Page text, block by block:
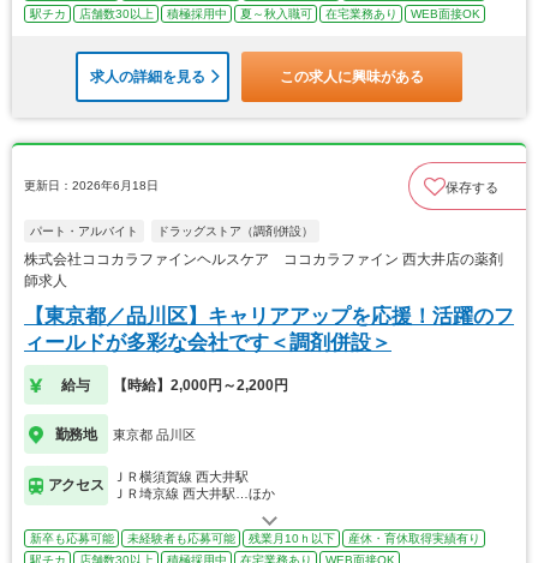
駅チカ
店舗数30以上 積極採用中 夏～秋入職可 在宅業務あり WEB面接OK
求人の詳細を見る この求人に興味がある
更新日：2026年6月18日 保存する
パート・アルバイト ドラッグストア（調剤併設）
株式会社ココカラファインヘルスケア ココカラファイン 西大井店の薬剤
師求人
【東京都／品川区】キャリアアップを応援！活躍のフ
ィールドが多彩な会社です＜調剤併設＞
給与 【時給】2,000円～2,200円
勤務地 東京都 品川区
アクセス
ＪＲ横須賀線 西大井駅
ＪＲ埼京線 西大井駅…ほか
新卒も応募可能 未経験者も応募可能 残業月10ｈ以下
産休・育休取得実績有り
駅チカ
店舗数30以上 積極採用中 在宅業務あり WEB面接OK